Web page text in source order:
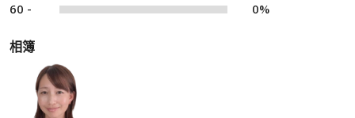
60 - 0%
相簿